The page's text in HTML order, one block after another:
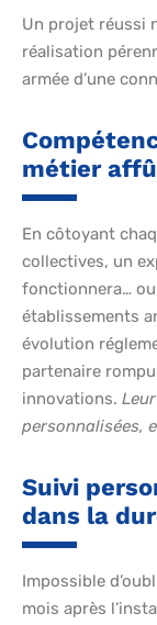
Un projet réussi
réalisation
armée d’une
métier
En côtoyant
collectives, un
fonctionnera…
établissements
évolution
partenaire
innovations.
personnalisées,
Suivi
dans la
Impossible
mois après